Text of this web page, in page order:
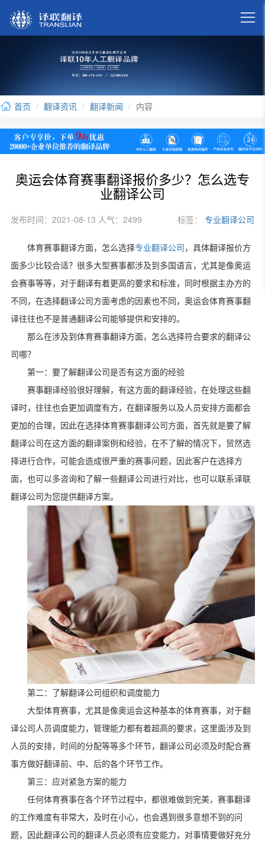

首页 翻译资讯 翻译新闻 内容
奥运会体育赛事翻译报价多少？怎么选专
业翻译公司
发布时间：2021-08-13 人气：2499 标签： 专业翻译公司
体育赛事翻译方面，怎么选择专业翻译公司 ，具体翻译报价方
面多少比较合适？很多大型赛事都涉及到多国语言，尤其是像奥运
会赛事等等，对于翻译有着更高的要求和标准，同时根据主办方的
不同，在选择翻译公司方面考虑的因素也不同，奥运会体育赛事翻
译往往也不是普通翻译公司能够提供和安排的。
那么在涉及到体育赛事翻译方面，怎么选择符合要求的翻译公
司哪？
第一：要了解翻译公司是否有这方面的经验
赛事翻译经验很好理解，有这方面的翻译经验，在处理这些翻
译时，往往也会更加调度有方，在翻译服务以及人员安排方面都会
更加的合理，因此在选择体育赛事翻译公司方面，首先就是要了解
翻译公司在这方面的翻译案例和经验，在不了解的情况下，贸然选
择进行合作，可能会造成很严重的赛事问题，因此客户在选择方
面，也可以多咨询和了解一些翻译公司进行对比，也可以联系译联
翻译公司为您提供翻译方案。
第二：了解翻译公司组织和调度能力
大型体育赛事，尤其是像奥运会这种基本的体育赛事，对于翻
译公司人员调度能力，管理能力都有着超高的要求，这里面涉及到
人员的安排，时间的分配等等多个环节，翻译公司必须及时配合赛
事方做好翻译前、中、后的各个环节工作。
第三：应对紧急方案的能力
任何体育赛事在各个环节过程中，都很难做到完美，赛事翻译
的工作难度有非常大，及时在小心，也会遇到很多意想不到的问
题，因此翻译公司的翻译人员必须有应变能力，对事情要做好充分